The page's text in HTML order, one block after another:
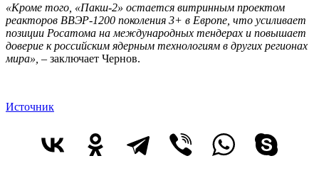
«Кроме того, «Пакш-2» остается витринным проектом
реакторов ВВЭР-1200 поколения 3+ в Европе, что усиливает
позиции Росатома на международных тендерах и повышает
доверие к российским ядерным технологиям в других регионах
мира», – заключает Чернов.
Источник